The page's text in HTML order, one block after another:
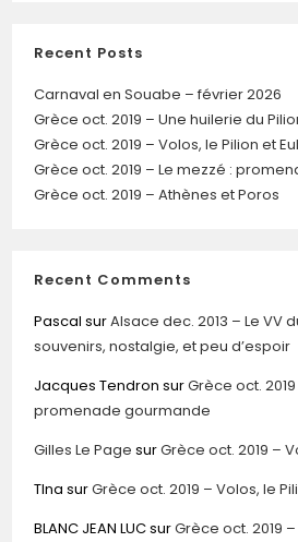
Recent Posts
Carnaval en Souabe – février 2026
Grèce oct. 2019 – Une huilerie du
Grèce oct. 2019 – Volos, le Pilion et
Grèce oct. 2019 – Le mezzé :
Grèce oct. 2019 – Athènes et Poros
Recent Comments
Pascal surAlsace dec. 2013 – Le VV
souvenirs, nostalgie, et peu d’espoir
Jacques Tendron surGrèce oct.
promenade gourmande
Gilles Le Page surGrèce oct. 2019 –
TIna surGrèce oct. 2019 – Volos, le
BLANC JEAN LUCsurGrèce oct. 2019